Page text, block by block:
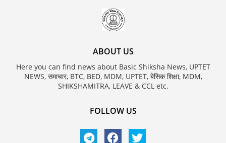
ABOUT US
Here you can find news about Basic Shiksha News, UPTET
NEWS, समाचार, BTC, BED, MDM, UPTET, बेसिक शिक्षा, MDM,
SHIKSHAMITRA, LEAVE & CCL etc.
FOLLOW US